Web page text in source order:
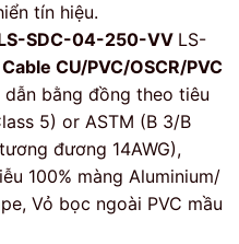
tín hiệu.
SDC-04-250-VV LS-
CU/PVC/OSCR/PVC
bằng đồng theo tiêu
5) or ASTM (B 3/B
đương 14AWG),
100% màng Aluminium/
Vỏ bọc ngoài PVC mầu